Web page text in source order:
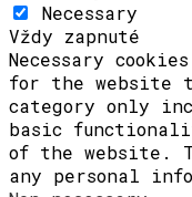
Necessary
Vždy zapnuté
Necessary
for the website
category only
basic
of the website.
any personal